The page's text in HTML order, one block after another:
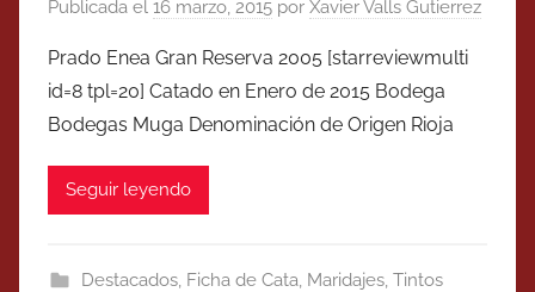
Publicada el 16 marzo, 2015 por Xavier Valls Gutierrez
Prado Enea Gran Reserva 2005 [starreviewmulti
id=8 tpl=20] Catado en Enero de 2015 Bodega
Bodegas Muga Denominación de Origen Rioja
Seguir leyendo
Destacados, Ficha de Cata, Maridajes, Tintos